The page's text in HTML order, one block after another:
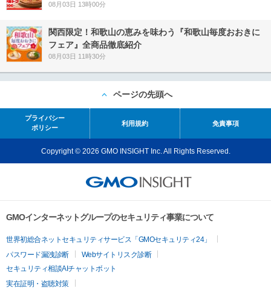
08月03日 13時00分
関西限定！和歌山の恵みを味わう『和歌山毎度おおきに
フェア』全商品徹底紹介
08月03日 11時30分
ページの先頭へ
プライバシー
ポリシー
利用規約 免責事項
Copyright © 2026 GMO INSIGHT Inc. All Rights Reserved.
GMOインターネットグループのセキュリティ事業について
世界初総合ネットセキュリティサービス「GMOセキュリティ24」
パスワード漏洩診断
Webサイトリスク診断
セキュリティ相談AIチャットボット
実在証明・盗聴対策